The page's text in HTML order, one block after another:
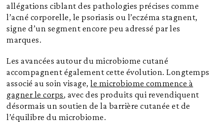
allégations ciblant des pathologies précises comme
l’acné corporelle, le psoriasis ou l’eczéma stagnent,
signe d’un segment encore peu adressé par les
marques.
Les avancées autour du microbiome cutané
accompagnent également cette évolution. Longtemps
associé au soin visage,le microbiome commence à
gagner le corps, avec des produits qui revendiquent
désormais un soutien de la barrière cutanée et de
l’équilibre du microbiome.